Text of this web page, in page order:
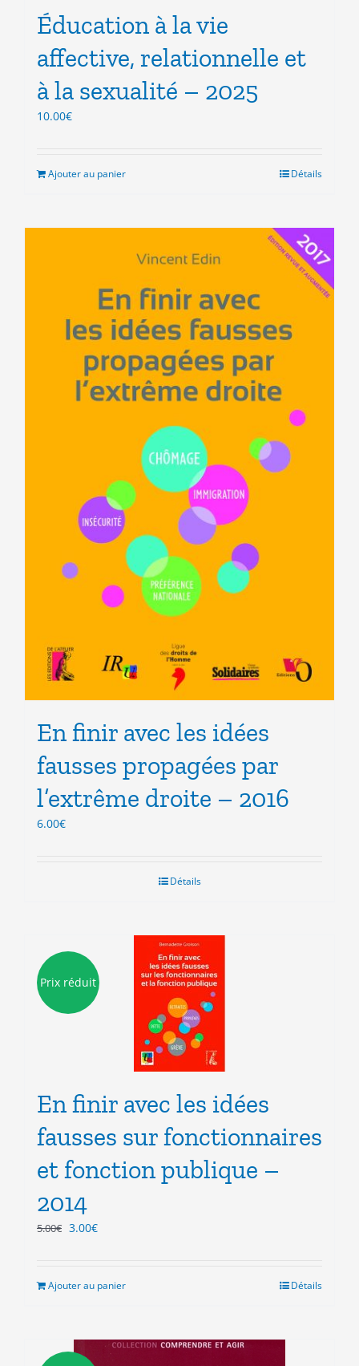
Éducation à la vie
affective, relationnelle et
à la sexualité – 2025
10.00€
Ajouter au panier Détails
En finir avec les idées
fausses propagées par
l’extrême droite – 2016
6.00€
Détails
Prix réduit
En finir avec les idées
fausses sur fonctionnaires
et fonction publique –
2014
5.00€ Le
était :
3.00€Le
est :
Ajouter au panier Détails